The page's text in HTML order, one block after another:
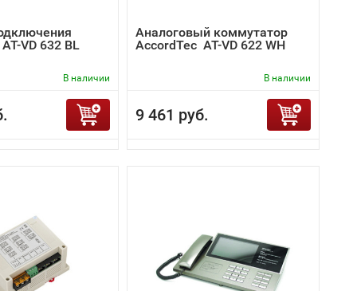
VD 632 BL
В наличии
Аналоговый коммутатор
AccordTec AT-VD 622 WH
В наличии
9 461 руб.